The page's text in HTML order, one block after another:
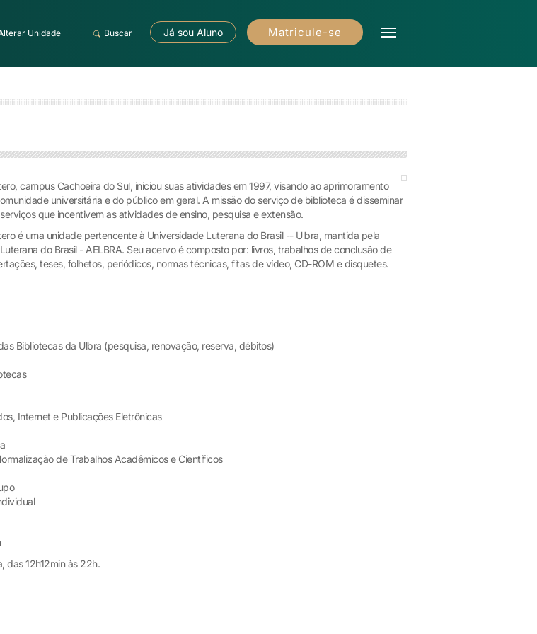
Unidade Buscar Já sou Aluno Matricule-se
campus Cachoeira do Sul, iniciou suas atividades em 1997, visando ao aprimoramento
universitária e do público em geral. A missão do serviço de biblioteca é disseminar
que incentivem as atividades de ensino, pesquisa e extensão.
é uma unidade pertencente à Universidade Luterana do Brasil -- Ulbra, mantida pela
do Brasil - AELBRA. Seu acervo é composto por: livros, trabalhos de conclusão de
teses, folhetos, periódicos, normas técnicas, fitas de vídeo, CD-ROM e disquetes.
Bibliotecas da Ulbra (pesquisa, renovação, reserva, débitos)
Internet e Publicações Eletrônicas
de Trabalhos Acadêmicos e Científicos
das 12h12min às 22h.